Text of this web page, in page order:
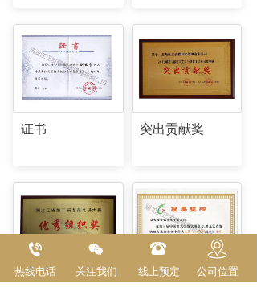
证书 突出贡献奖
公司位置
关注我们
热线电话 线上预定